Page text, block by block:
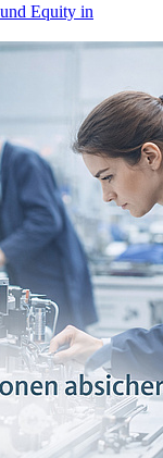
Equity in